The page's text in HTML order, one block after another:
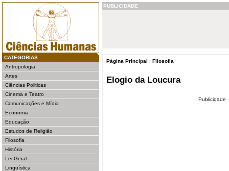
CATEGORIAS
Antropologia
Artes
Ciências Politicas
Cinema e Teatro
Comunicações e Mídia
Economia
Educação
Estudos de Religião
Filosofia
História
Lei Geral
Linguística
PUBLICIDADE
Página Principal : Filosofia
Elogio da Loucura
Publicidade